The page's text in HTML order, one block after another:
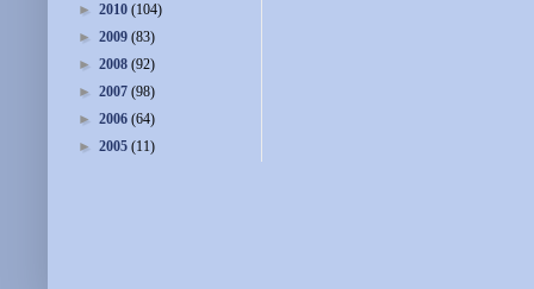
► 2010 (104)
► 2009 (83)
► 2008 (92)
► 2007 (98)
► 2006 (64)
► 2005 (11)